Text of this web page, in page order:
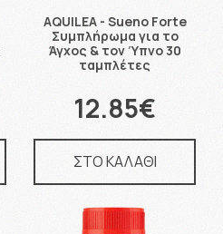
AQUILEA - Sueno Forte
Συμπλήρωμα για το
Άγχος & τον Ύπνο 30
ταμπλέτες
12.85€
ΣΤΟ ΚΑΛΑΘΙ